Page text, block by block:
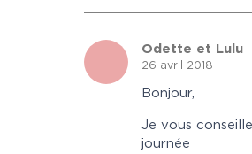
Odette et Lulu –
26 avril 2018
Bonjour,
Je vous
journée